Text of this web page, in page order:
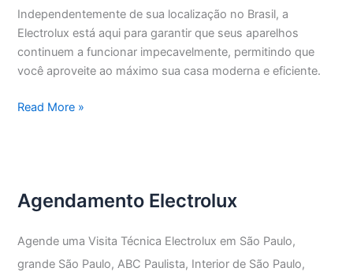
Independentemente de sua localização no Brasil, a
Electrolux está aqui para garantir que seus aparelhos
continuem a funcionar impecavelmente, permitindo que
você aproveite ao máximo sua casa moderna e eficiente.
Assistência
Read More »
Agendamento Electrolux
Agende uma Visita Técnica Electrolux em São Paulo,
grande São Paulo, ABC Paulista, Interior de São Paulo,